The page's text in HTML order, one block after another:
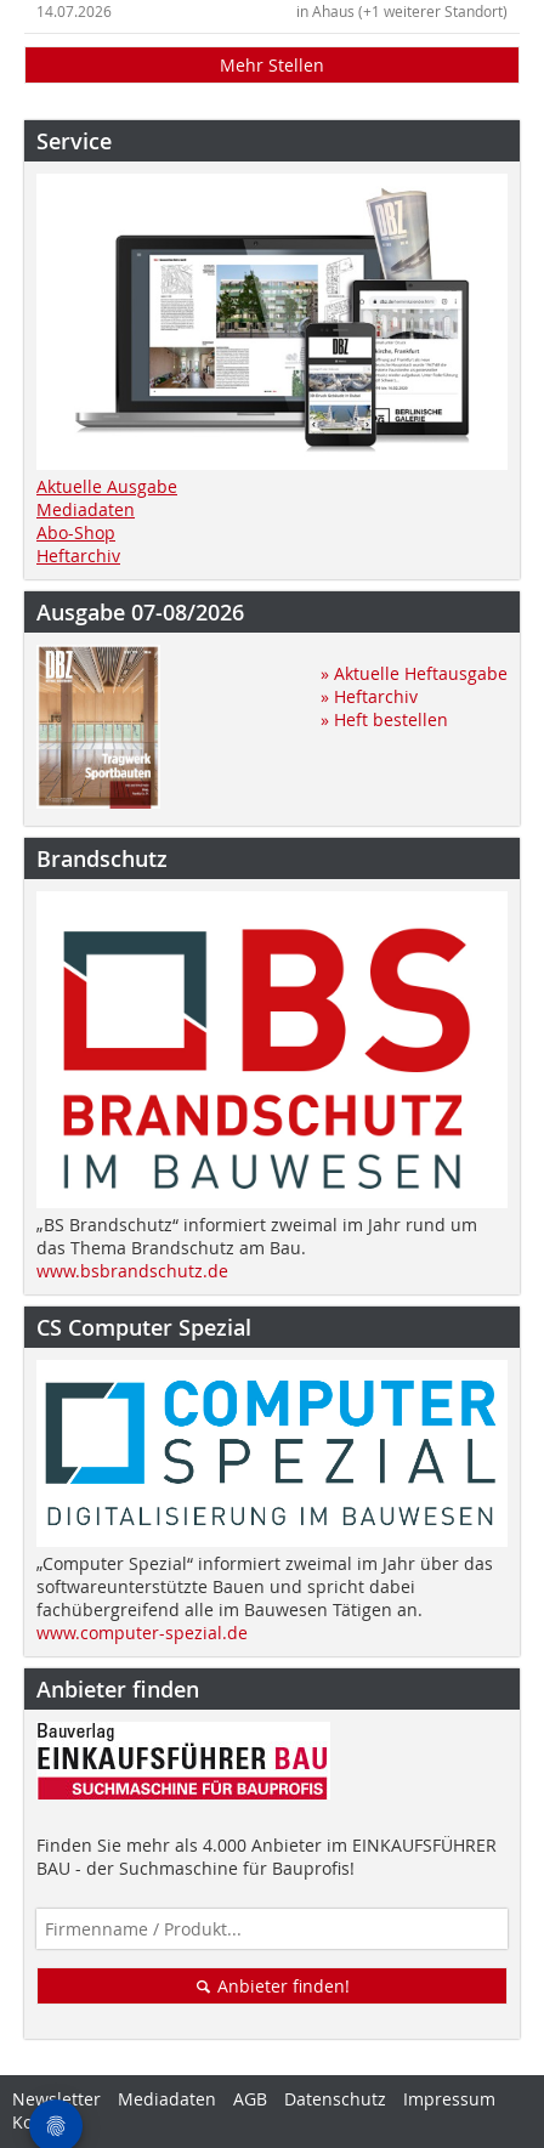
in Ahaus (+1 weiterer Standort)
14.07.2026
Mehr Stellen
Service
Aktuelle Ausgabe
Mediadaten
Abo-Shop
Heftarchiv
Ausgabe 07-08/2026
» Aktuelle Heftausgabe
» Heftarchiv
» Heft bestellen
Brandschutz
„BS Brandschutz“ informiert zweimal im Jahr rund um
das Thema Brandschutz am Bau.
www.bsbrandschutz.de
CS Computer Spezial
„Computer Spezial“ informiert zweimal im Jahr über das
softwareunterstützte Bauen und spricht dabei
fachübergreifend alle im Bauwesen Tätigen an.
www.computer-spezial.de
Anbieter finden
Finden Sie mehr als 4.000 Anbieter im EINKAUFSFÜHRER
BAU - der Suchmaschine für Bauprofis!
Anbieter finden!
Newsletter Mediadaten AGB Datenschutz
Impressum
Kontakt